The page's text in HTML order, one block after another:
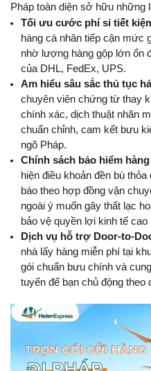
Pháp toàn diện sở hữu những
Tối ưu cước phí sỉ tiết
hàng cá nhân tiếp cận mức
nhờ lượng hàng gộp lớn ổn
của DHL, FedEx, UPS.
Am hiểu sâu sắc thủ tục
chuyên viên chứng từ thay
chính xác, dịch thuật nhãn
chuẩn chỉnh, cam kết bưu
ngõ Pháp.
Chính sách bảo hiểm
hiện điều khoản đền bù
báo theo hợp đồng vận
ngoài ý muốn gây thất lạc
bảo vệ quyền lợi kinh tế cao
Dịch vụ hỗ trợ Door-to-
nhà lấy hàng miễn phí tại
gói chuẩn bưu chính và
tuyến để bạn chủ động theo